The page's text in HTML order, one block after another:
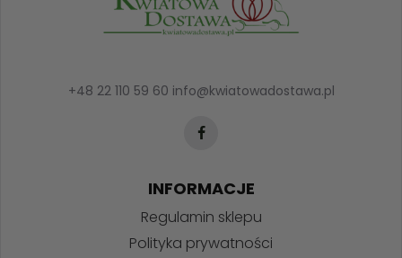
+48 22 110 59 60 info@kwiatowadostawa.pl
INFORMACJE
Regulamin sklepu
Polityka prywatności